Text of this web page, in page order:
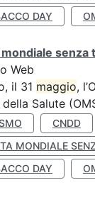
DAY
senza
Web
il 31 maggio,
Salute
CNDD
MONDIALE
DAY